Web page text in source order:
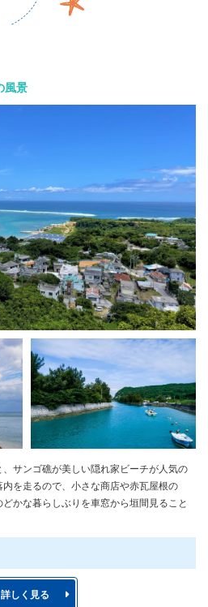
風景
サンゴ礁が美しい隠れ家ビーチが人気の
を走るので、小さな商店や赤瓦屋根の
かな暮らしぶりを車窓から垣間見ること
詳しく見る